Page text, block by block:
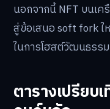
นอกจากนี้ NFT บนเค
สู่ข้อเสนอ soft fork ใ
ในการโฮสต์วัฒนธรรม
ตารางเปรียบ